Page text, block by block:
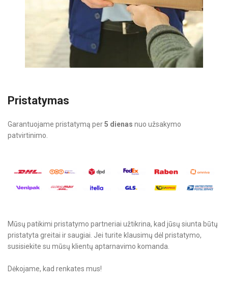
Pristatymas
Garantuojame pristatymą per5 dienas nuo užsakymo
patvirtinimo.
Mūsų patikimi pristatymo partneriai užtikrina, kad jūsų siunta būtų
pristatyta greitai ir saugiai. Jei turite klausimų dėl pristatymo,
susisiekite su mūsų klientų aptarnavimo komanda.
Dėkojame, kad renkates mus!